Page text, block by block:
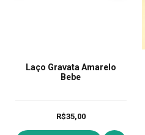
Laço Gravata Amarelo
Bebe
R$35,00